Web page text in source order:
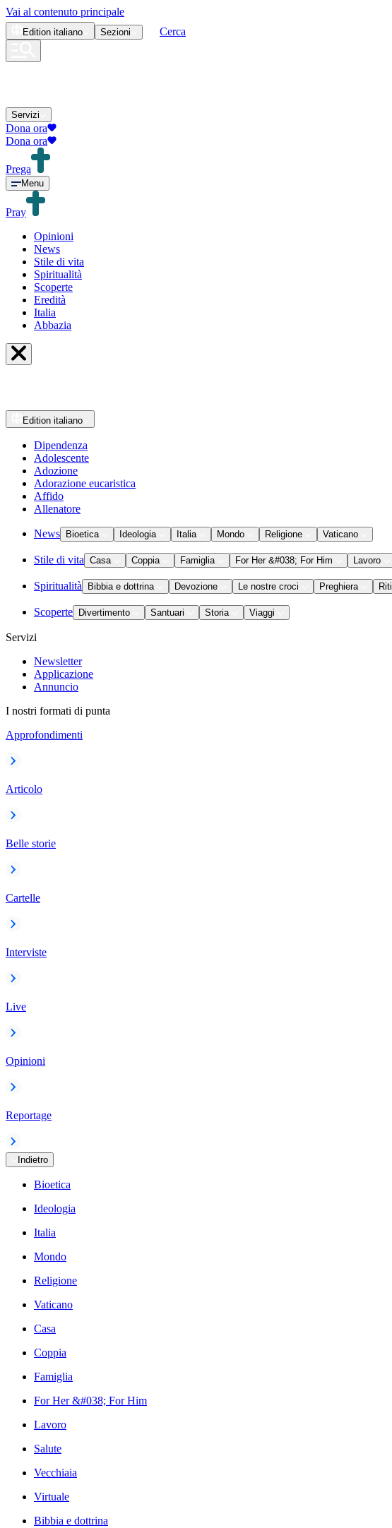
Vai al contenuto principale
Edition italiano Sezioni Cerca
Servizi
Dona ora
Dona ora
Prega
Menu
Pray
Opinioni
News
Stile di vita
Spiritualità
Scoperte
Eredità
Italia
Abbazia
Edition italiano
Dipendenza
Adolescente
Adozione
Adorazione eucaristica
Affido
Allenatore
News Bioetica Ideologia Italia Mondo Religione Vaticano
Stile di vita Casa Coppia Famiglia For Her &#038; For Him Lavoro
Spiritualità Bibbia e dottrina Devozione Le nostre croci Preghiera Riti
Scoperte Divertimento Santuari Storia Viaggi
Servizi
Newsletter
Applicazione
Annuncio
I nostri formati di punta
Approfondimenti
Articolo
Belle storie
Cartelle
Interviste
Live
Opinioni
Reportage
Indietro
Bioetica
Ideologia
Italia
Mondo
Religione
Vaticano
Casa
Coppia
Famiglia
For Her &#038; For Him
Lavoro
Salute
Vecchiaia
Virtuale
Bibbia e dottrina